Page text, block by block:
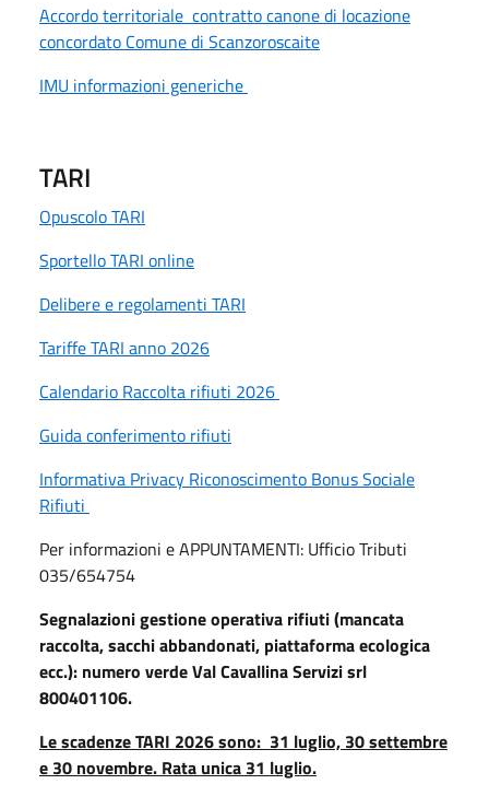
Accordo territoriale contratto canone di locazione
concordato Comune di Scanzoroscaite
IMU informazioni generiche
TARI
Opuscolo TARI
Sportello TARI online
Delibere e regolamenti TARI
Tariffe TARI anno 2026
Calendario Raccolta rifiuti 2026
Guida conferimento rifiuti
Informativa Privacy Riconoscimento Bonus Sociale
Rifiuti
Per informazioni e APPUNTAMENTI: Ufficio Tributi
035/654754
Segnalazioni gestione operativa rifiuti (mancata
raccolta, sacchi abbandonati, piattaforma ecologica
ecc.): numero verde Val Cavallina Servizi srl
800401106.
Le scadenze TARI 2026 sono: 31 luglio, 30 settembre
e 30 novembre. Rata unica 31 luglio.